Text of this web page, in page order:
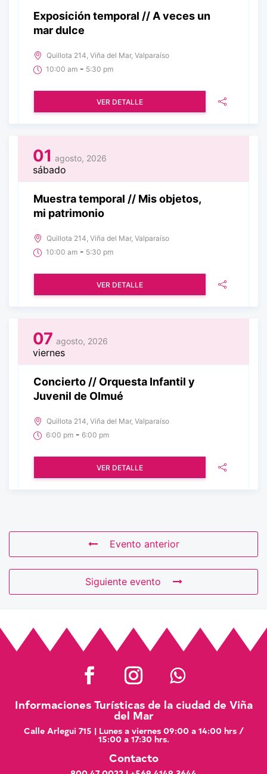
Exposición temporal // A veces un
mar dulce
Quillota 214, Viña del Mar, Valparaíso
10:00 am - 5:30 pm
VER DETALLE
01 agosto, 2026
sábado
Muestra temporal // Mis objetos,
mi patrimonio
Quillota 214, Viña del Mar, Valparaíso
10:00 am - 5:30 pm
VER DETALLE
07 agosto, 2026
viernes
Concierto // Orquesta Infantil y
Juvenil de Olmué
Quillota 214, Viña del Mar, Valparaíso
6:00 pm - 6:00 pm
VER DETALLE
Evento anterior
Siguiente evento
Informaciones Turísticas de la ciudad de Viña
del Mar
Calle Arlegui 715 | Lunes a viernes 09:00 a 14:00 hrs /
15:00 a 17:30 hrs.
Contacto